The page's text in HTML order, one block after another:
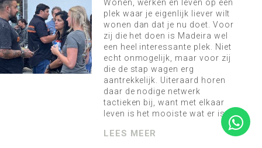
Wonen, werken en leven op een
plek waar je eigenlijk liever wilt
wonen dan dat je nu doet. Voor
zij die het doen is Madeira wel
een heel interessante plek. Niet
echt onmogelijk, maar voor zij
die de stap wagen erg
aantrekkelijk. Uiteraard horen
daar de nodige netwerk
tactieken bij, want met elkaar
leven is het mooiste wat er is.
LEES MEER